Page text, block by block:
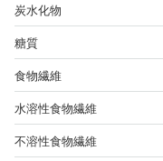
炭水化物
糖質
食物繊維
水溶性食物繊維
不溶性食物繊維